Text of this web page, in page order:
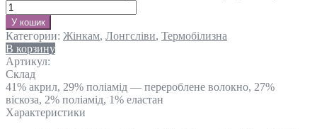
У кошик
Категории: Жінкам, Лонгсліви, Термобілизна
В корзину
Артикул:
Склад
41% акрил, 29% поліамід — перероблене волокно, 27%
віскоза, 2% поліамід, 1% еластан
Характеристики